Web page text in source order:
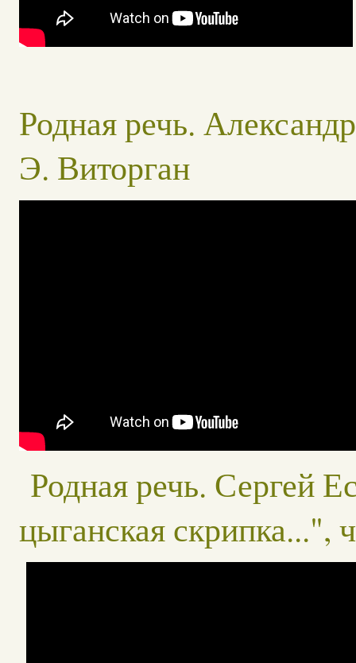
Родная речь.
Э. Виторган
Родная речь. Сергей
цыганская скрипка...",